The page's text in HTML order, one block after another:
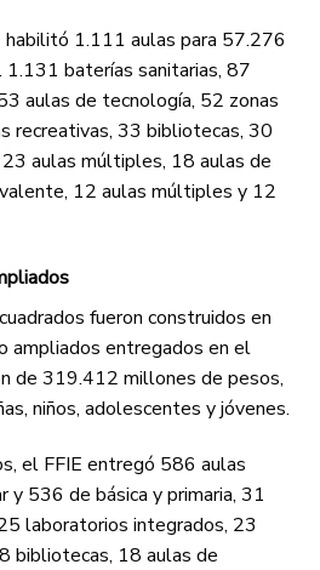
habilitó 1.111 aulas para 57.276
baterías sanitarias, 87
aulas de tecnología, 52 zonas
recreativas, 33 bibliotecas, 30
aulas múltiples, 18 aulas de
12 aulas múltiples y 12
fueron construidos en
ampliados entregados en el
de 319.412 millones de pesos,
niños, adolescentes y jóvenes.
el FFIE entregó 586 aulas
y 536 de básica y primaria, 31
laboratorios integrados, 23
bibliotecas, 18 aulas de